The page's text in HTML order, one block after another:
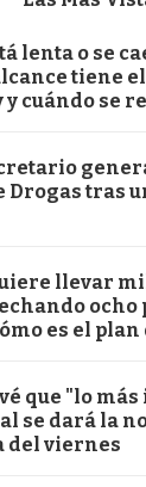
lenta o se
tiene
cuándo se
Drogas tras
llevar
ocho
es el plan
que "lo
se dará la
del viernes